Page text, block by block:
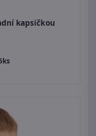
kapsičkou